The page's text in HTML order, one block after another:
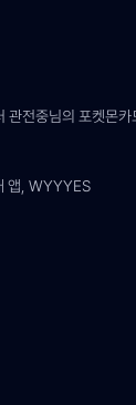
전중님의 포켓몬카
앱, WYYYES